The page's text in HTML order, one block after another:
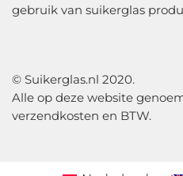
gebruik van suikerglas
© Suikerglas.nl 2020.
Alle op deze website
verzendkosten en BTW.